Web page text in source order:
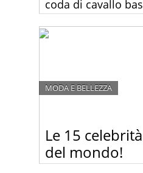
coda di cavallo
più grandi nomi dal
cavallo bassa è la scelta
Le 15
del mondo!
MODA E BELLEZZA